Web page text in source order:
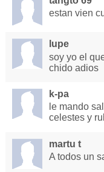
estan vien
lupe
soy yo el
chido adios
k-pa
le mando
celestes y
martu t
A todos un